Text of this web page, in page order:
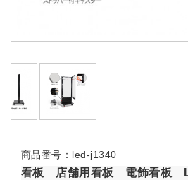
商品番号：led-j1340
看板 店舗用看板 電飾看板